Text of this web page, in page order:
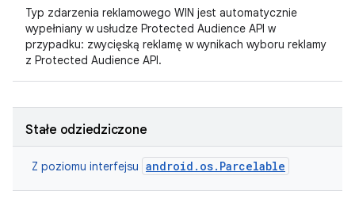
Typ zdarzenia reklamowego WIN jest automatycznie
wypełniany w usłudze Protected Audience API w
przypadku: zwycięską reklamę w wynikach wyboru reklamy
z Protected Audience API.
Stałe odziedziczone
Z poziomu interfejsu android.os.Parcelable